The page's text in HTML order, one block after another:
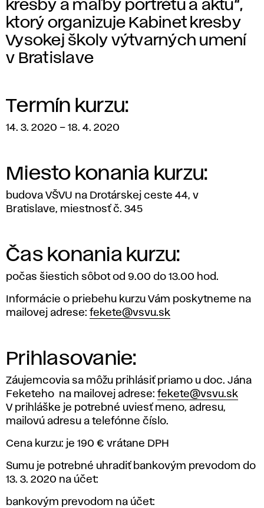
kresby a maľby portrétu a aktu“,
ktorý organizuje Kabinet kresby
Vysokej školy výtvarných umení
v Bratislave
Termín kurzu:
14. 3. 2020 – 18. 4. 2020
Miesto konania kurzu:
budova VŠVU na Drotárskej ceste 44, v
Bratislave, miestnosť č. 345
Čas konania kurzu:
počas šiestich sôbot od 9.00 do 13.00 hod.
Informácie o priebehu kurzu Vám poskytneme na
mailovej adrese: fekete@vsvu.sk
Prihlasovanie:
Záujemcovia sa môžu prihlásiť priamo u doc. Jána
Feketeho na mailovej adrese: fekete@vsvu.sk
V prihláške je potrebné uviesť meno, adresu,
mailovú adresu a telefónne číslo.
Cena kurzu: je 190 € vrátane DPH
Sumu je potrebné uhradiť bankovým prevodom do
13. 3. 2020 na účet:
bankovým prevodom na účet: